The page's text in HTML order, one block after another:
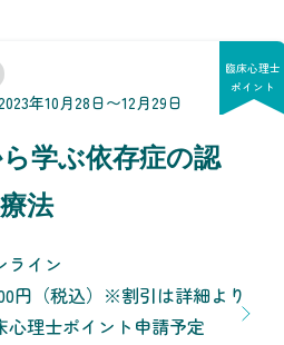
臨床心理士
ポイント
年10月28日〜12月29日
学ぶ依存症の認
法
ライン
円（税込）※割引は詳細より
心理士ポイント申請予定